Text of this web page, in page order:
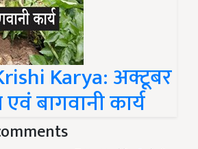
Karya: अक्टूबर
बागवानी कार्य